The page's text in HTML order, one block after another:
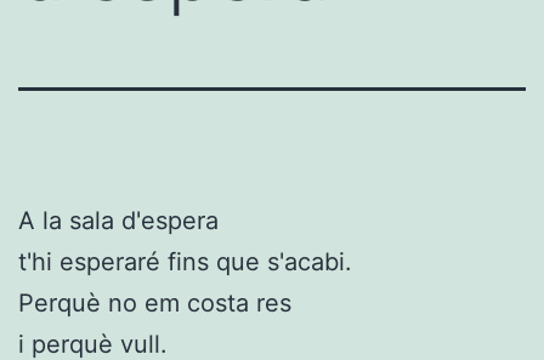
A la sala d'espera
t'hi esperaré fins que s'acabi.
Perquè no em costa res
i perquè vull.